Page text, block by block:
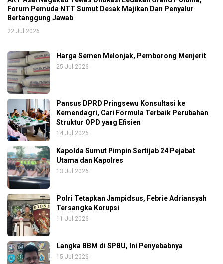
Forum Pemuda NTT Sumut Desak Majikan Dan Penyalur
Bertanggung Jawab
22 Jul 2026
Harga Semen Melonjak, Pemborong Menjerit
25 Jul 2026
Pansus DPRD Pringsewu Konsultasi ke
Kemendagri, Cari Formula Terbaik Perubahan
Struktur OPD yang Efisien
14 Jul 2026
Kapolda Sumut Pimpin Sertijab 24 Pejabat
Utama dan Kapolres
13 Jul 2026
Polri Tetapkan Jampidsus, Febrie Adriansyah
Tersangka Korupsi
11 Jul 2026
Langka BBM di SPBU, Ini Penyebabnya
15 Jul 2026